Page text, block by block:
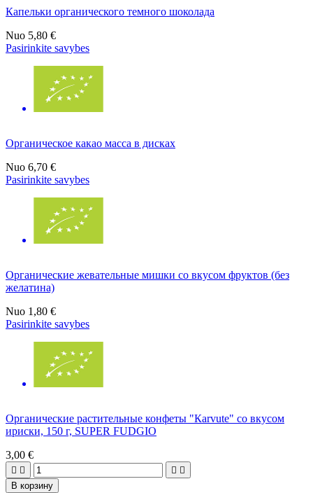
Капельки органического темного шоколада
Nuo 5,80 €
Pasirinkite savybes
Органическое какао масса в дисках
Nuo 6,70 €
Pasirinkite savybes
Органические жевательные мишки со вкусом фруктов (без
желатина)
Nuo 1,80 €
Pasirinkite savybes
Органические растительные конфеты "Кarvute" со вкусом
ириски, 150 г, SUPER FUDGIO
3,00 €
   
В корзину